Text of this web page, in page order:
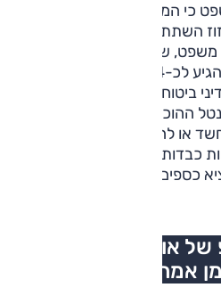
כי המבוטח זכאי לפיצוי של
השתתפות עצמית. בנוסף חויבה
שכר מומחים ושכר טרחת
אלף שקלים.
ונזיקין, הסביר כי כאשר
ההוכחה מוטל עליה באופן מלא.
או להצביע על אי התאמות
כבדות משקל שמוכיחות כי
כספים שלא כדין".
אוטו, כל העדכונים
אמת